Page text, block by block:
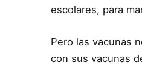
escolares, para
Pero las vacunas
con sus vacunas